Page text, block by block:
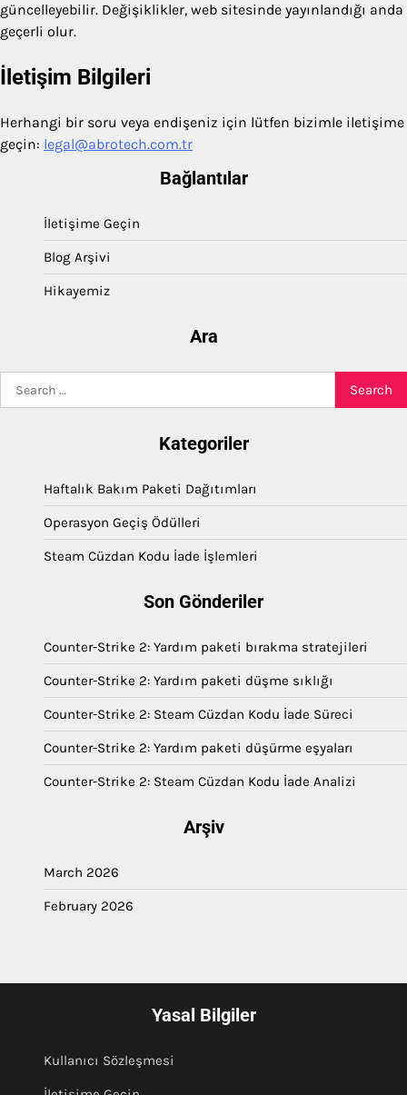
güncelleyebilir. Değişiklikler, web sitesinde yayınlandığı anda
geçerli olur.
İletişim Bilgileri
Herhangi bir soru veya endişeniz için lütfen bizimle iletişime
geçin: legal@abrotech.com.tr
Bağlantılar
İletişime Geçin
Blog Arşivi
Hikayemiz
Ara
for:
Kategoriler
Haftalık Bakım Paketi Dağıtımları
Operasyon Geçiş Ödülleri
Steam Cüzdan Kodu İade İşlemleri
Son Gönderiler
Counter-Strike 2: Yardım paketi bırakma stratejileri
Counter-Strike 2: Yardım paketi düşme sıklığı
Counter-Strike 2: Steam Cüzdan Kodu İade Süreci
Counter-Strike 2: Yardım paketi düşürme eşyaları
Counter-Strike 2: Steam Cüzdan Kodu İade Analizi
Arşiv
March 2026
February 2026
Yasal Bilgiler
Kullanıcı Sözleşmesi